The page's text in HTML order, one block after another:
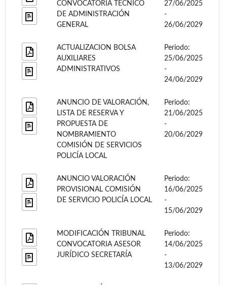
CONVOCATORIA TÉCNICO
DE ADMINISTRACIÓN
GENERAL
27/06/2025
-
26/06/2029
ACTUALIZACION BOLSA
AUXILIARES
ADMINISTRATIVOS
Periodo:
25/06/2025
-
24/06/2029
ANUNCIO DE VALORACIÓN,
LISTA DE RESERVA Y
PROPUESTA DE
NOMBRAMIENTO
COMISIÓN DE SERVICIOS
POLICÍA LOCAL
Periodo:
21/06/2025
-
20/06/2029
ANUNCIO VALORACIÓN
PROVISIONAL COMISIÓN
DE SERVICIO POLICÍA LOCAL
Periodo:
16/06/2025
-
15/06/2029
MODIFICACIÓN TRIBUNAL
CONVOCATORIA ASESOR
JURÍDICO SECRETARÍA
Periodo:
14/06/2025
-
13/06/2029